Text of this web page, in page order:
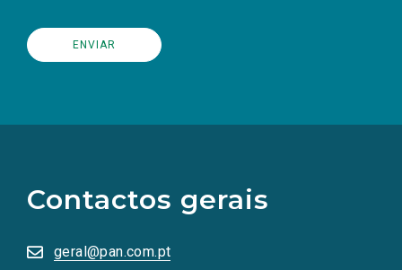
Contactos gerais
geral@pan.com.pt
redes
sociais
numa
nova